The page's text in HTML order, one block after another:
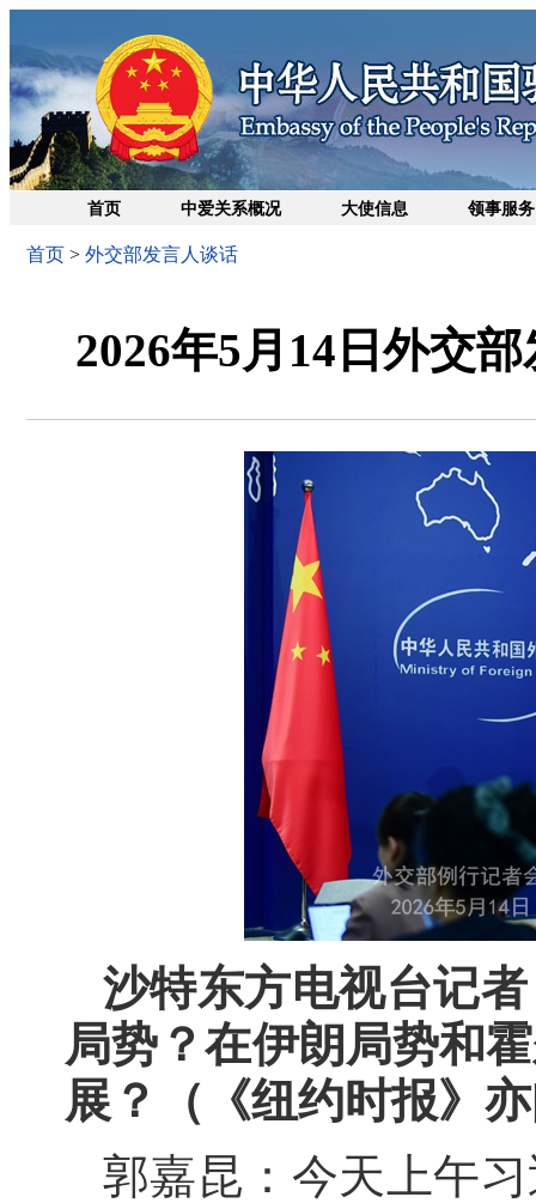
首页 中爱关系概况 大使信息 领事服务
首页 > 外交部发言人谈话
2026年5月14日外交
沙特东方电视台记
局势？在伊朗局势和
展？（《纽约时报》
郭嘉昆：今天上午